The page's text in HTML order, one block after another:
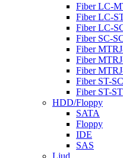
Fiber LC-
Fiber LC-
Fiber LC-
Fiber SC-
Fiber
Fiber
Fiber
Fiber ST-SC
Fiber ST-ST
HDD/Floppy
SATA
Floppy
IDE
SAS
Ljud